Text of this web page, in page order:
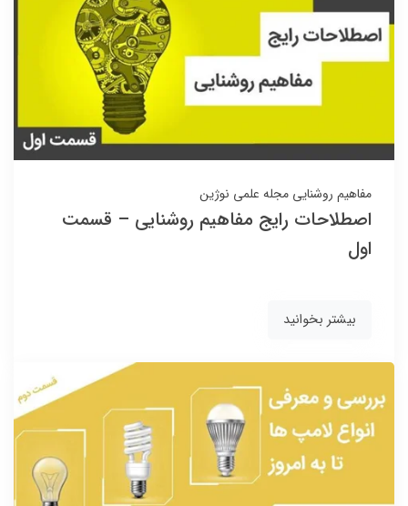
مفاهیم روشنایی مجله علمی نوژین
اصطلاحات رایج مفاهیم روشنایی – قسمت
اول
بیشتر بخوانید